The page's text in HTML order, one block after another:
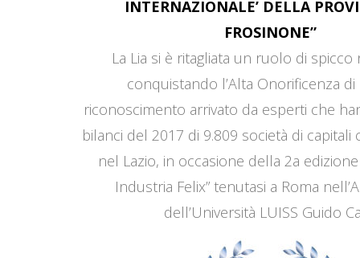
INTERNAZIONALE’ DELLA
FROSINONE”
La Lia si è ritagliata un ruolo di
conquistando l’Alta Onorificenza di
riconoscimento arrivato da esperti che
bilanci del 2017 di 9.809 società di capitali
nel Lazio, in occasione della 2a
Industria Felix” tenutasi a Roma
dell’Università LUISS Guido